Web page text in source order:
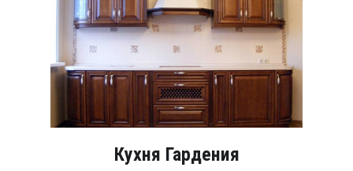
Кухня Гардения